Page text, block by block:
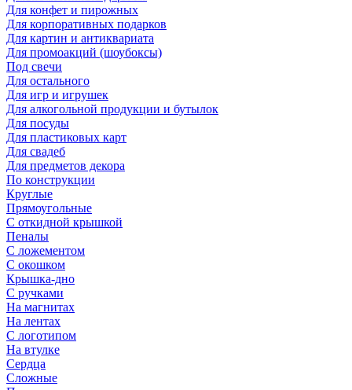
Для конфет и пирожных
Для корпоративных подарков
Для картин и антиквариата
Для промоакций (шоубоксы)
Под свечи
Для остального
Для игр и игрушек
Для алкогольной продукции и бутылок
Для посуды
Для пластиковых карт
Для свадеб
Для предметов декора
По конструкции
Круглые
Прямоугольные
С откидной крышкой
Пеналы
С ложементом
С окошком
Крышка-дно
С ручками
На магнитах
На лентах
С логотипом
На втулке
Сердца
Сложные